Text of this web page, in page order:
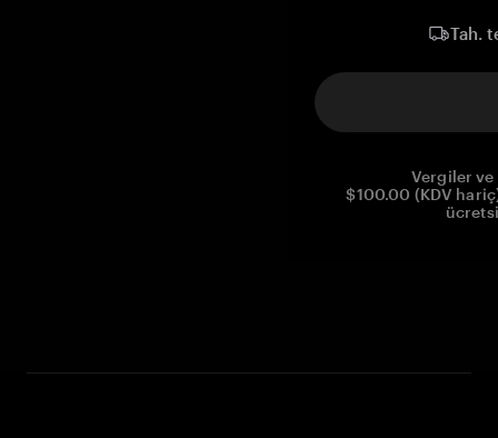
Tah.
Vergiler
$100.00 (KDV